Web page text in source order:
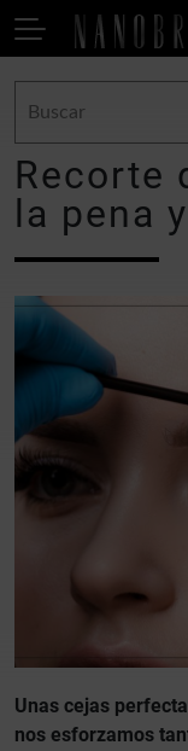
Recorte
la pena
Unas cejas
nos esforzamos